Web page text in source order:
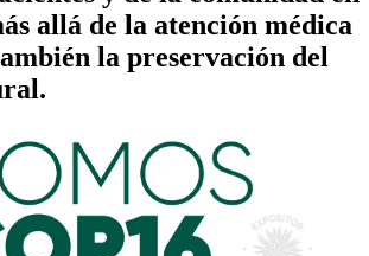
allá de la atención médica
la preservación del